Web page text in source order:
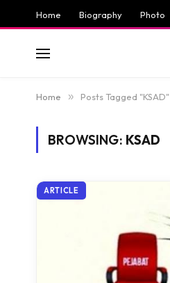
Home Biography Photo
Home » Posts Tagged "KSAD"
BROWSING: KSAD
ARTICLE